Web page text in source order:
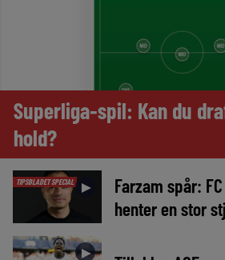
Superliga-spil: Kan du
hold?
TIPSBLADET SPECIAL ►
Farzam spår:
henter en stor
►